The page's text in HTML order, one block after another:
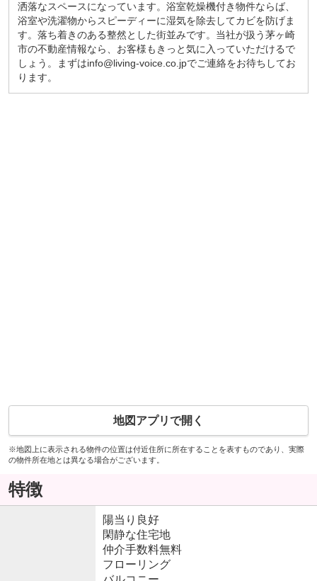
洒落なスペースになっています。浴室乾燥機付き物件ならば、
浴室や洗濯物からスピーディーに湿気を除去してカビを防げま
す。落ち着きのある整然とした街並みです。当社が扱う茅ヶ崎
市の不動産情報なら、お客様もきっと気に入っていただけるで
しょう。まずはinfo@living-voice.co.jpでご連絡をお待ちしてお
ります。
地図アプリで開く
※地図上に表示される物件の位置は付近住所に所在することを表すものであり、実際
の物件所在地とは異なる場合がございます。
特徴
陽当り良好
閑静な住宅地
仲介手数料無料
フローリング